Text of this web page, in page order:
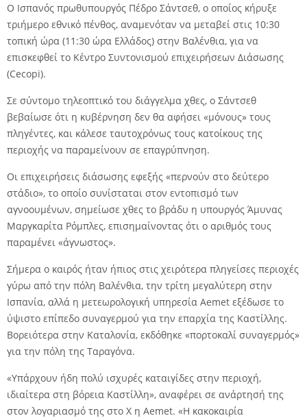
Ο Ισπανός πρωθυπουργός Πέδρο Σάντσεθ, ο οποίος κήρυξε
τριήμερο εθνικό πένθος, αναμενόταν να μεταβεί στις 10:30
τοπική ώρα (11:30 ώρα Ελλάδος) στην Βαλένθια, για να
επισκεφθεί το Κέντρο Συντονισμού επιχειρήσεων Διάσωσης
(Cecopi).
Σε σύντομο τηλεοπτικό του διάγγελμα χθες, ο Σάντσεθ
βεβαίωσε ότι η κυβέρνηση δεν θα αφήσει «μόνους» τους
πληγέντες, και κάλεσε ταυτοχρόνως τους κατοίκους της
περιοχής να παραμείνουν σε επαγρύπνηση.
Οι επιχειρήσεις διάσωσης εφεξής «περνούν στο δεύτερο
στάδιο», το οποίο συνίσταται στον εντοπισμό των
αγνοουμένων, σημείωσε χθες το βράδυ η υπουργός Άμυνας
Μαργκαρίτα Ρόμπλες, επισημαίνοντας ότι ο αριθμός τους
παραμένει «άγνωστος».
Σήμερα ο καιρός ήταν ήπιος στις χειρότερα πληγείσες περιοχές
γύρω από την πόλη Βαλένθια, την τρίτη μεγαλύτερη στην
Ισπανία, αλλά η μετεωρολογική υπηρεσία Aemet εξέδωσε το
ύψιστο επίπεδο συναγερμού για την επαρχία της Καστίλλης.
Βορειότερα στην Καταλονία, εκδόθηκε «πορτοκαλί συναγερμός»
για την πόλη της Ταραγόνα.
«Υπάρχουν ήδη πολύ ισχυρές καταιγίδες στην περιοχή,
ιδιαίτερα στη βόρεια Καστίλλη», αναφέρει σε ανάρτησή της
στον λογαριασμό της στο X η Aemet. «Η κακοκαιρία